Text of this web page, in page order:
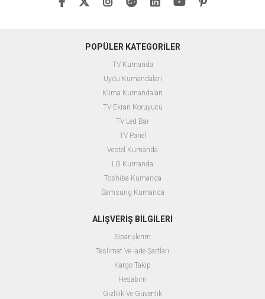
POPÜLER KATEGORİLER
TV Kumanda
Uydu Kumandaları
Klima Kumandaları
TV Ekran Koruyucu
TV Led Bar
TV Panel
Vestel Kumanda
LG Kumanda
Toshiba Kumanda
Samsung Kumanda
ALIŞVERİŞ BİLGİLERİ
Siparişlerim
Teslimat Ve İade Şartları
Kargo Takip
Hesabım
Gizlilik Ve Güvenlik